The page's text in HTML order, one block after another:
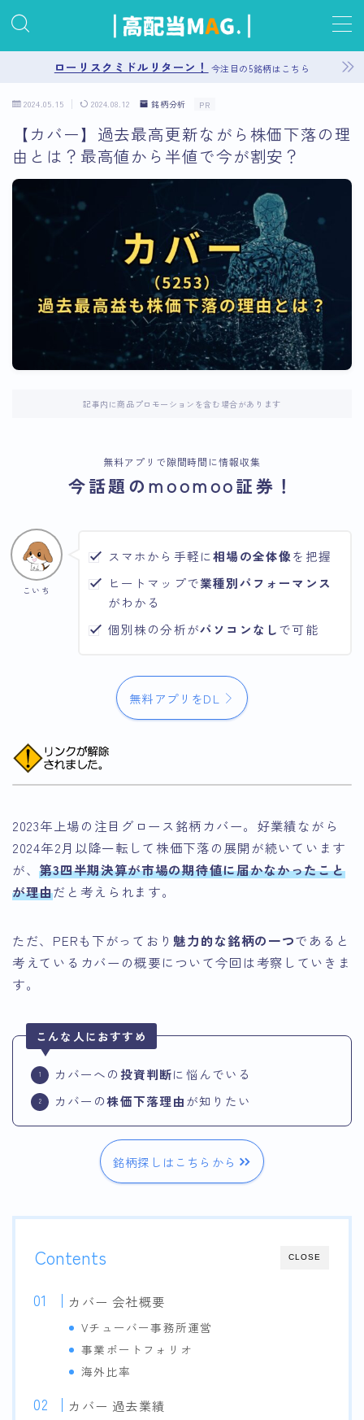
お問い合わせ
プライバシーポリシー
運営者情報
ローリスクミドルリターン！ 今注目の5銘柄はこちら
2024.05.15 2024.08.12 銘柄分析 PR
【カバー】過去最高更新ながら株価下落の理
由とは？最高値から半値で今が割安？
記事内に商品プロモーションを含む場合があります
無料アプリで隙間時間に情報収集
今話題のmoomoo証券！
こいち
スマホから手軽に相場の全体像を把握
ヒートマップで業種別パフォーマンス
がわかる
個別株の分析がパソコンなしで可能
無料アプリをDL
2023年上場の注目グロース銘柄カバー。好業績ながら
2024年2月以降一転して株価下落の展開が続いています
が、第3四半期決算が市場の期待値に届かなかったこと
が理由だと考えられます。
ただ、PERも下がっており 魅力的な銘柄の一つであると
考えているカバーの概要について今回は考察していきま
す。
こんな人におすすめ
カバーへの投資判断に悩んでいる
カバーの株価下落理由が知りたい
銘柄探しはこちらから
CLOSE
Contents
カバー 会社概要
Vチューバー事務所運営
事業ポートフォリオ
海外比率
カバー 過去業績